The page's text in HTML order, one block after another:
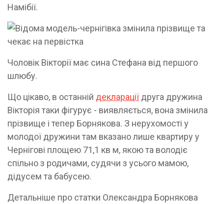
Намібії.
Чоловік Вікторії має сина Стефана від першого
шлюбу.
Що цікаво, в останній деклараціїдруга дружина
Вікторія таки фігурує - виявляється, вона змінила
прізвище і тепер Борнякова. З нерухомості у
молодої дружини там вказано лише квартиру у
Чернігові площею 71,1 кв м, якою та володіє
спільно з родичами, судячи з усього мамою,
дідусем та бабусею.
Детальніше про статки Олександра Борнякова